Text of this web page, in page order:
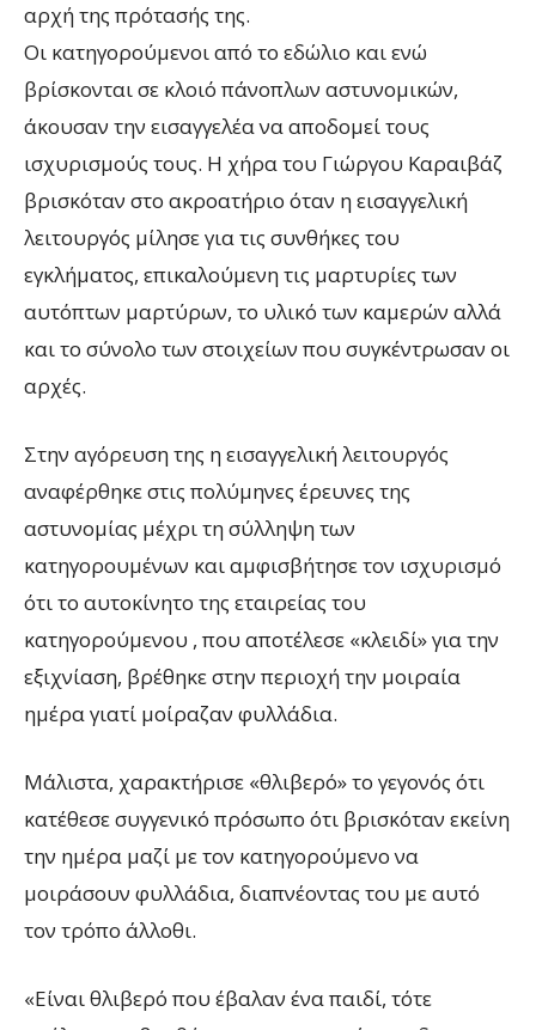
αρχή της πρότασής της.
Οι κατηγορούμενοι από το εδώλιο και ενώ
βρίσκονται σε κλοιό πάνοπλων αστυνομικών,
άκουσαν την εισαγγελέα να αποδομεί τους
ισχυρισμούς τους. Η χήρα του Γιώργου Καραιβάζ
βρισκόταν στο ακροατήριο όταν η εισαγγελική
λειτουργός μίλησε για τις συνθήκες του
εγκλήματος, επικαλούμενη τις μαρτυρίες των
αυτόπτων μαρτύρων, το υλικό των καμερών αλλά
και το σύνολο των στοιχείων που συγκέντρωσαν οι
αρχές.
Στην αγόρευση της η εισαγγελική λειτουργός
αναφέρθηκε στις πολύμηνες έρευνες της
αστυνομίας μέχρι τη σύλληψη των
κατηγορουμένων και αμφισβήτησε τον ισχυρισμό
ότι το αυτοκίνητο της εταιρείας του
κατηγορούμενου , που αποτέλεσε «κλειδί» για την
εξιχνίαση, βρέθηκε στην περιοχή την μοιραία
ημέρα γιατί μοίραζαν φυλλάδια.
Μάλιστα, χαρακτήρισε «θλιβερό» το γεγονός ότι
κατέθεσε συγγενικό πρόσωπο ότι βρισκόταν εκείνη
την ημέρα μαζί με τον κατηγορούμενο να
μοιράσουν φυλλάδια, διαπνέοντας του με αυτό
τον τρόπο άλλοθι.
«Είναι θλιβερό που έβαλαν ένα παιδί, τότε